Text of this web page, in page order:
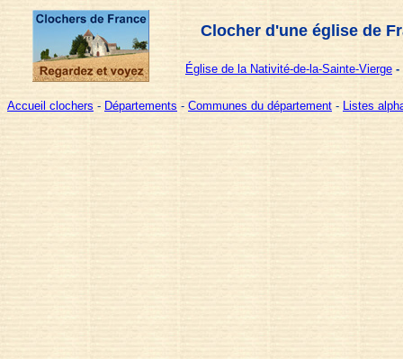
Clocher d'une église de
Église de la Nativité-de-la-Sainte-Vierge -
Accueil clochers - Départements - Communes du département - Listes